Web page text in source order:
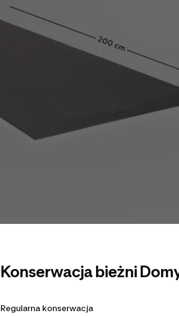
Konserwacja bieżni
Regularna konserwacja